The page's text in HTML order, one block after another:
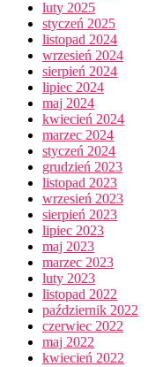
luty 2025
styczeń 2025
listopad 2024
wrzesień 2024
sierpień 2024
lipiec 2024
maj 2024
kwiecień 2024
marzec 2024
styczeń 2024
grudzień 2023
listopad 2023
wrzesień 2023
sierpień 2023
lipiec 2023
maj 2023
marzec 2023
luty 2023
listopad 2022
październik 2022
czerwiec 2022
maj 2022
kwiecień 2022